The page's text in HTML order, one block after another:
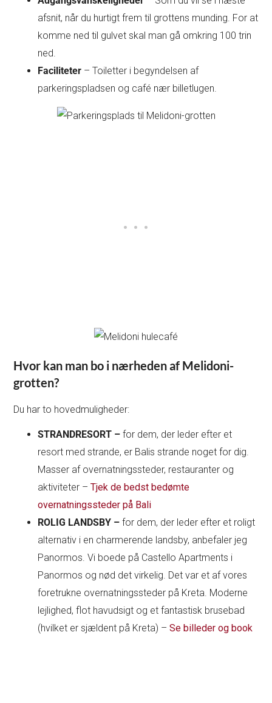
afsnit, når du hurtigt frem til grottens munding. For at
komme ned til gulvet skal man gå omkring 100 trin
ned.
Faciliteter – Toiletter i begyndelsen af
parkeringspladsen og café nær billetlugen.
Hvor kan man bo i nærheden af Melidoni-
grotten?
Du har to hovedmuligheder:
STRANDRESORT –for dem, der leder efter et
resort med strande, er Balis strande noget for dig.
Masser af overnatningssteder, restauranter og
aktiviteter –Tjek de bedst bedømte
overnatningssteder på Bali
ROLIG LANDSBY – for dem, der leder efter et roligt
alternativ i en charmerende landsby, anbefaler jeg
Panormos. Vi boede på Castello Apartments i
Panormos og nød det virkelig. Det var et af vores
foretrukne overnatningssteder på Kreta. Moderne
lejlighed, flot havudsigt og et fantastisk brusebad
(hvilket er sjældent på Kreta) –Se billeder og book